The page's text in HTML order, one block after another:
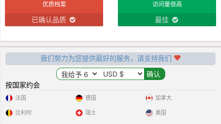
优质档案
已确认品质
访问量很高
最佳
我们努力为您提供最好的服务，请支持我们
按国家约会
法国
比利时
德国
瑞士
加拿大
美国